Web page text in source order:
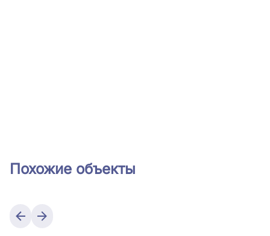
Похожие объекты